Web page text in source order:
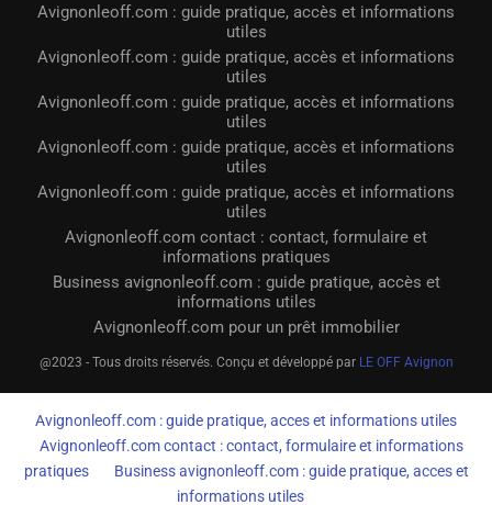
Avignonleoff.com : guide pratique, accès et informations
utiles
Avignonleoff.com : guide pratique, accès et informations
utiles
Avignonleoff.com : guide pratique, accès et informations
utiles
Avignonleoff.com : guide pratique, accès et informations
utiles
Avignonleoff.com : guide pratique, accès et informations
utiles
Avignonleoff.com contact : contact, formulaire et
informations pratiques
Business avignonleoff.com : guide pratique, accès et
informations utiles
Avignonleoff.com pour un prêt immobilier
@2023 - Tous droits réservés. Conçu et développé par LE OFF Avignon
Avignonleoff.com : guide pratique, acces et informations utiles
Avignonleoff.com contact : contact, formulaire et informations
pratiques
Business avignonleoff.com : guide pratique, acces et
informations utiles